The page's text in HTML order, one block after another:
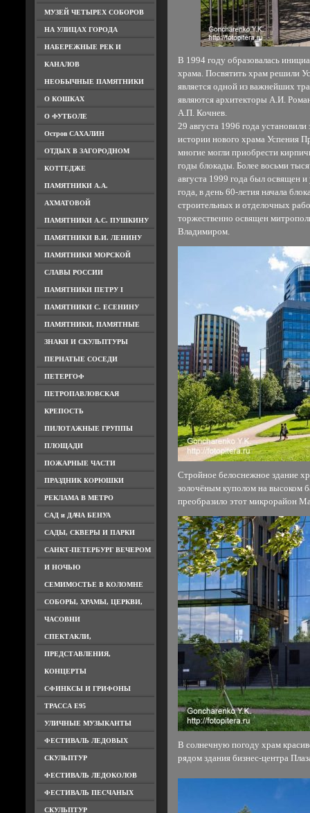
МУЗЕЙ ЧЕТЫРЕХ СОБОРОВ
НА УЛИЦАХ ГОРОДА
НАБЕРЕЖНЫЕ РЕК И
КАНАЛОВ
НЕОБЫЧНЫЕ ПАМЯТНИКИ
О КОШКАХ
О ФУТБОЛЕ
Остров САХАЛИН
ОТДЫХ В ЗАГОРОДНОМ
КОТТЕДЖЕ
ПАМЯТНИКИ А.А.
АХМАТОВОЙ
ПАМЯТНИКИ А.С. ПУШКИНУ
ПАМЯТНИКИ В.И. ЛЕНИНУ
ПАМЯТНИКИ МОРСКОЙ
СЛАВЫ РОССИИ
ПАМЯТНИКИ ПЕТРУ I
ПАМЯТНИКИ С. ЕСЕНИНУ
ПАМЯТНИКИ, ПАМЯТНЫЕ
ЗНАКИ И СКУЛЬПТУРЫ
ПЕРНАТЫЕ СОСЕДИ
ПЕТЕРГОФ
ПЕТРОПАВЛОВСКАЯ
КРЕПОСТЬ
ПИЛОТАЖНЫЕ ГРУППЫ
ПЛОЩАДИ
ПОЖАРНЫЕ ЧАСТИ
ПРАЗДНИК КОРЮШКИ
РЕКЛАМА В МЕТРО
САД и ДАЧА БЕНУА
САДЫ, СКВЕРЫ И ПАРКИ
САНКТ-ПЕТЕРБУРГ ВЕЧЕРОМ
И НОЧЬЮ
СЕМИМОСТЬЕ В КОЛОМНЕ
СОБОРЫ, ХРАМЫ, ЦЕРКВИ,
ЧАСОВНИ
СПЕКТАКЛИ,
ПРЕДСТАВЛЕНИЯ,
КОНЦЕРТЫ
СФИНКСЫ И ГРИФОНЫ
ТРАССА Е95
УЛИЧНЫЕ МУЗЫКАНТЫ
ФЕСТИВАЛЬ ЛЕДОВЫХ
СКУЛЬПТУР
ФЕСТИВАЛЬ ЛЕДОКОЛОВ
ФЕСТИВАЛЬ ПЕСЧАНЫХ
СКУЛЬПТУР
В 1994 году образовалась
храма. Посвятить храм решили
является одной из важнейших
являются архитекторы А.И.
А.П. Кочнев.
29 августа 1996 года
истории нового храма Успения
многие могли приобрести
годы блокады. Более восьми
августа 1999 года был освящен и
года, в день 60-летия начала
строительных и отделочных
торжественно освящен
Владимиром.
Стройное белоснежное здание
золочёным куполом на высоком
преобразило этот микрорайон
В солнечную погоду храм
рядом здания бизнес-центра